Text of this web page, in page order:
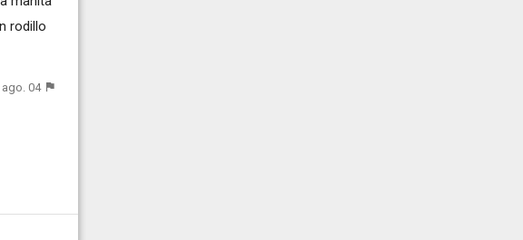
rodillo
ago. 04